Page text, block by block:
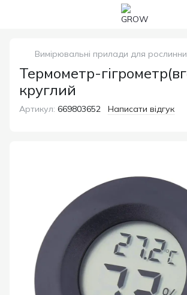
Вимірювальні прилади для
Термометр-
круглий
Артикул: 669803652 Написати відгук